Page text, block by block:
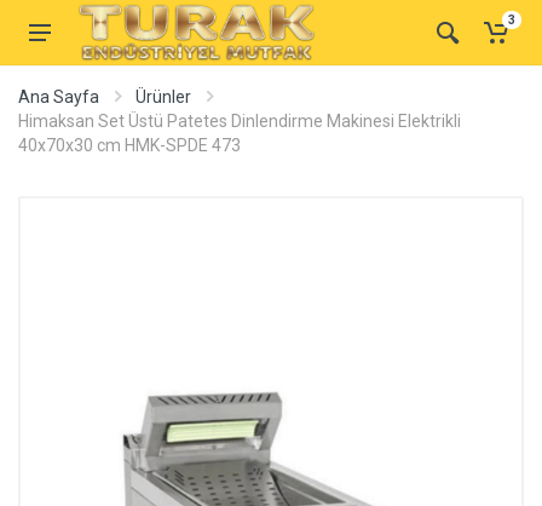
3
Ana Sayfa
Ürünler
Himaksan Set Üstü Patetes Dinlendirme Makinesi Elektrikli
40x70x30 cm HMK-SPDE 473